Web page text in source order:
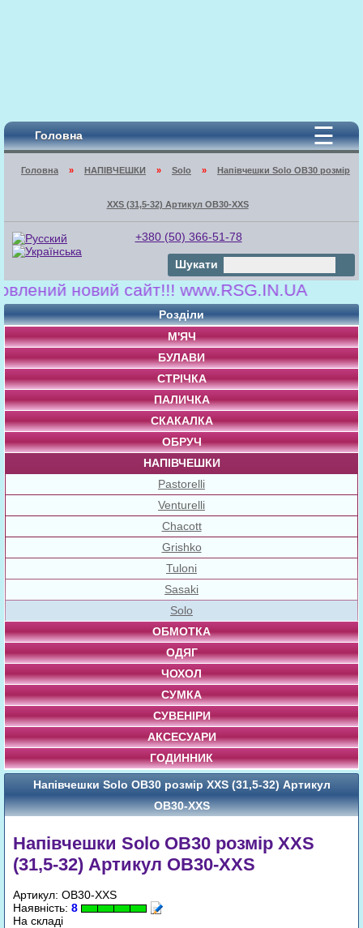
Головна ☰
Головна » НАПІВЧЕШКИ » Solo » Напівчешки Solo OB30 розмір
XXS (31,5-32) Артикул OB30-XXS
+380 (50) 366-51-78
Шукати
новий сайт!!! www.RSG.IN.UA
Розділи
М'ЯЧ
БУЛАВИ
СТРІЧКА
ПАЛИЧКА
СКАКАЛКА
ОБРУЧ
НАПІВЧЕШКИ
Pastorelli
Venturelli
Chacott
Grishko
Tuloni
Sasaki
Solo
ОБМОТКА
ОДЯГ
ЧОХОЛ
СУМКА
СУВЕНІРИ
АКСЕСУАРИ
ГОДИННИК
Напівчешки Solo OB30 розмір XXS (31,5-32) Артикул
OB30-XXS
Напівчешки Solo OB30 розмір XXS
(31,5-32) Артикул OB30-XXS
Артикул: OB30-XXS
Наявність: 8
На складі